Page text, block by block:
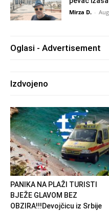
Mirza D. -
Oglasi - Advertisement
Izdvojeno
PANIKA NA PLAŽI TURISTI
BJEŽE GLAVOM BEZ
OBZIRA!!!Devojčicu iz Srbije